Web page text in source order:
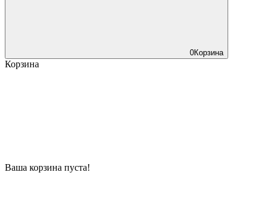
0Корзина
Корзина
Ваша корзина пуста!